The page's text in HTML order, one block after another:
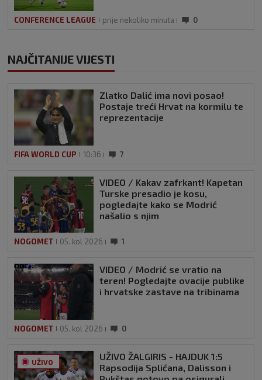
CONFERENCE LEAGUE prije nekoliko minuta 0
NAJČITANIJE VIJESTI
Zlatko Dalić ima novi posao!
Postaje treći Hrvat na kormilu te
reprezentacije
FIFA WORLD CUP 10:36 7
VIDEO / Kakav zafrkant! Kapetan
Turske presadio je kosu,
pogledajte kako se Modrić
našalio s njim
NOGOMET 05. kol 2026 1
VIDEO / Modrić se vratio na
teren! Pogledajte ovacije publike
i hrvatske zastave na tribinama
NOGOMET 05. kol 2026 0
UŽIVO
UŽIVO ŽALGIRIS - HAJDUK 1:5
Rapsodija Splićana, Dalisson i